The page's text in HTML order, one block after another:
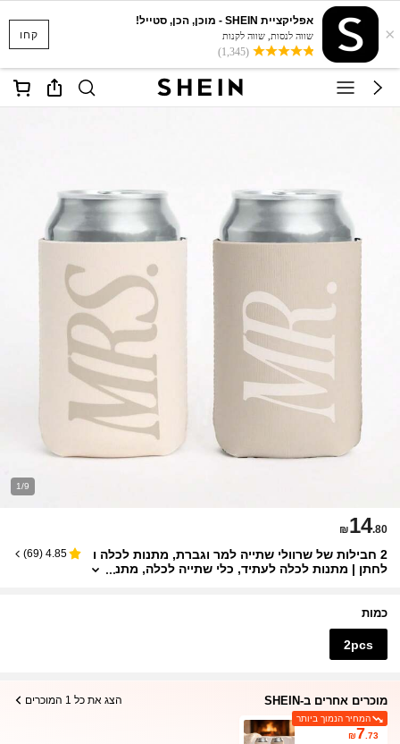
קחו ×
אפליקציית SHEIN - מוכן, הכן, סטייל!
שווה לנסות, שווה לקנות
(1,345)
1/9
₪14.80
2 חבילות של שרוולי שתייה למר וגברת, מתנות לכלה ו
לחתן | מתנות לכלה לעתיד, כלי שתייה לכלה, מתנ
4.85
(
69
)
כמות
2pcs
מוכרים אחרים ב-SHEIN הצג את כל 1 המוכרים
המחיר הנמוך ביותר
₪7.73